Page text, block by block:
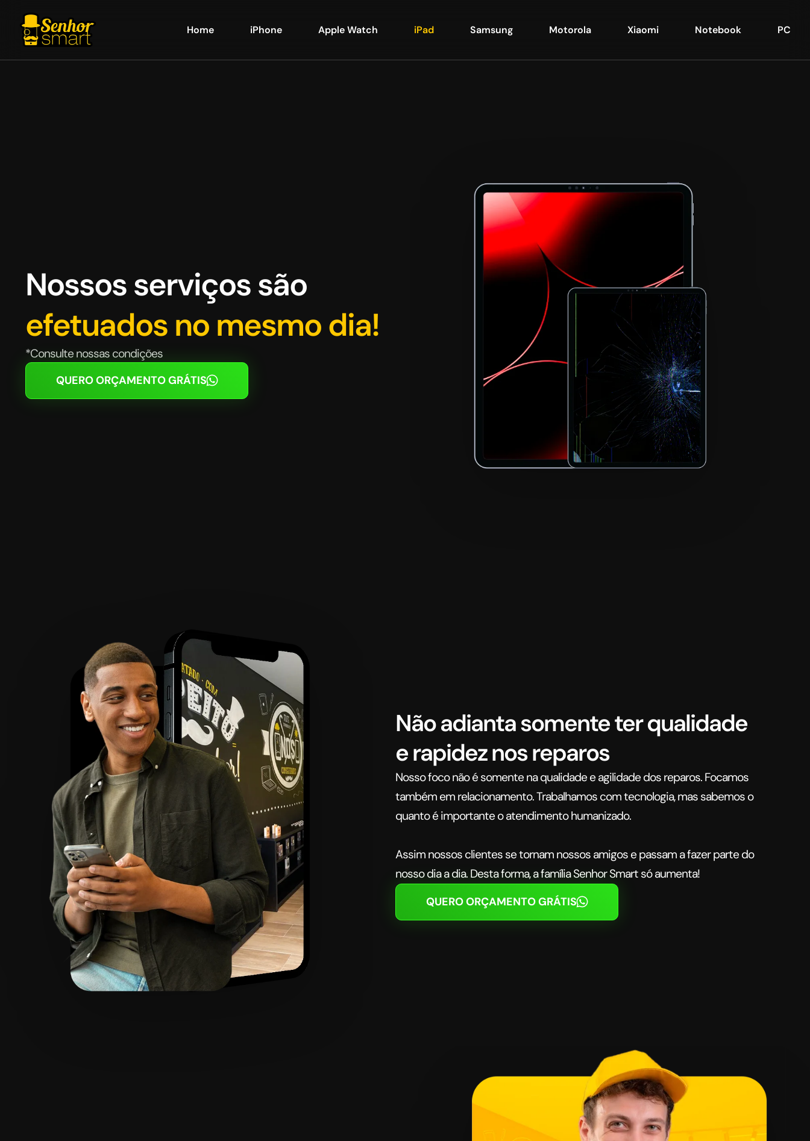
Home iPhone Apple Watch iPad Samsung Motorola Xiaomi Notebook PC
Nossos serviços são
efetuados no mesmo dia!
*Consulte nossas condições
QUERO ORÇAMENTO GRÁTIS
Não adianta somente ter qualidade
e rapidez nos reparos
Nosso foco não é somente na qualidade e agilidade dos reparos. Focamos
também em relacionamento. Trabalhamos com tecnologia, mas sabemos o
quanto é importante o atendimento humanizado.
Assim nossos clientes se tornam nossos amigos e passam a fazer parte do
nosso dia a dia. Desta forma, a família Senhor Smart só aumenta!
QUERO ORÇAMENTO GRÁTIS